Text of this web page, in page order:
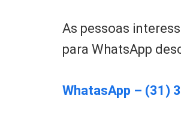
As pessoas
para WhatsApp
WhatasApp – (31)